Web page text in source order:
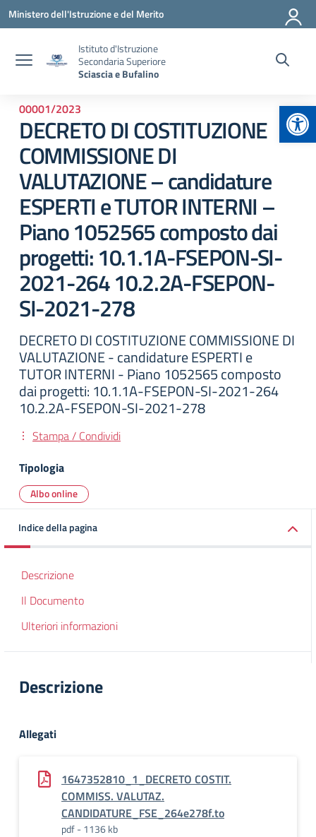
Vai ai contenuti
Vai al menu di navigazione
Vai al footer
Ministero dell'Istruzione e del Merito
Istituto d'Istruzione
Secondaria Superiore
Sciascia e Bufalino
00001/2023
DECRETO DI COSTITUZIONE
COMMISSIONE DI
VALUTAZIONE – candidature
ESPERTI e TUTOR INTERNI –
Piano 1052565 composto dai
progetti: 10.1.1A-FSEPON-SI-
2021-264 10.2.2A-FSEPON-
SI-2021-278
DECRETO DI COSTITUZIONE COMMISSIONE DI
VALUTAZIONE - candidature ESPERTI e
TUTOR INTERNI - Piano 1052565 composto
dai progetti: 10.1.1A-FSEPON-SI-2021-264
10.2.2A-FSEPON-SI-2021-278
Stampa / Condividi
Tipologia
Albo online
Indice della pagina
Descrizione
Il Documento
Ulteriori informazioni
Descrizione
Allegati
1647352810_1_DECRETO COSTIT.
COMMISS. VALUTAZ.
CANDIDATURE_FSE_264e278f.to
pdf - 1136 kb